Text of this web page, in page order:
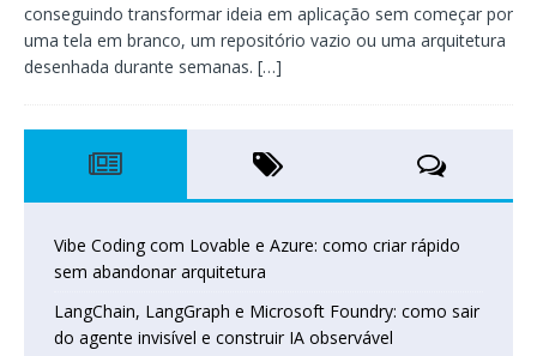
conseguindo transformar ideia em aplicação sem começar por
uma tela em branco, um repositório vazio ou uma arquitetura
desenhada durante semanas. […]
Vibe Coding com Lovable e Azure: como criar rápido
sem abandonar arquitetura
LangChain, LangGraph e Microsoft Foundry: como sair
do agente invisível e construir IA observável